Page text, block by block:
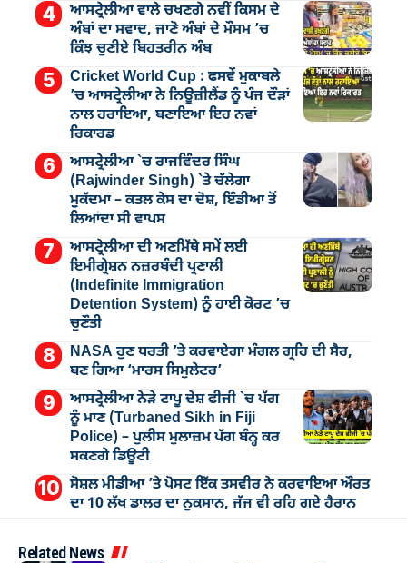
ਆਸਟ੍ਰੇਲੀਆ ਵਾਲੇ ਚਖਣਗੇ ਨਵੀਂ ਕਿਸਮ ਦੇ
ਅੰਬਾਂ ਦਾ ਸਵਾਦ, ਜਾਣੋ ਅੰਬਾਂ ਦੇ ਮੌਸਮ ’ਚ
ਕਿੰਝ ਚੁਣੀਏ ਬਿਹਤਰੀਨ ਅੰਬ
Cricket World Cup : ਫਸਵੇਂ ਮੁਕਾਬਲੇ
’ਚ ਆਸਟ੍ਰੇਲੀਆ ਨੇ ਨਿਊਜ਼ੀਲੈਂਡ ਨੂੰ ਪੰਜ ਦੌੜਾਂ
ਨਾਲ ਹਰਾਇਆ, ਬਣਾਇਆ ਇਹ ਨਵਾਂ
ਰਿਕਾਰਡ
ਆਸਟ੍ਰੇਲੀਆ `ਚ ਰਾਜਵਿੰਦਰ ਸਿੰਘ
(Rajwinder Singh) `ਤੇ ਚੱਲੇਗਾ
ਮੁੁਕੱਦਮਾ – ਕਤਲ ਕੇਸ ਦਾ ਦੋਸ਼, ਇੰਡੀਆ ਤੋਂ
ਲਿਆਂਦਾ ਸੀ ਵਾਪਸ
ਆਸਟ੍ਰੇਲੀਆ ਦੀ ਅਣਮਿੱਥੇ ਸਮੇਂ ਲਈ
ਇਮੀਗ੍ਰੇਸ਼ਨ ਨਜ਼ਰਬੰਦੀ ਪ੍ਰਣਾਲੀ
(Indefinite Immigration
Detention System) ਨੂੰ ਹਾਈ ਕੋਰਟ ’ਚ
ਚੁਣੌਤੀ
NASA ਹੁਣ ਧਰਤੀ ’ਤੇ ਕਰਵਾਏਗਾ ਮੰਗਲ ਗ੍ਰਹਿ ਦੀ ਸੈਰ,
ਬਣ ਗਿਆ ‘ਮਾਰਸ ਸਿਮੁਲੇਟਰ’
ਆਸਟ੍ਰੇਲੀਆ ਨੇੜੇ ਟਾਪੂ ਦੇਸ਼ ਫੀਜੀ `ਚ ਪੱਗ
ਨੂੰ ਮਾਣ (Turbaned Sikh in Fiji
Police) – ਪੁਲੀਸ ਮੁਲਾਜ਼ਮ ਪੱਗ ਬੰਨ੍ਹ ਕਰ
ਸਕਣਗੇ ਡਿਊਟੀ
ਸੋਸ਼ਲ ਮੀਡੀਆ ’ਤੇ ਪੋਸਟ ਇੱਕ ਤਸਵੀਰ ਨੇ ਕਰਵਾਇਆ ਔਰਤ
ਦਾ 10 ਲੱਖ ਡਾਲਰ ਦਾ ਨੁਕਸਾਨ, ਜੱਜ ਵੀ ਰਹਿ ਗਏ ਹੈਰਾਨ
Related News